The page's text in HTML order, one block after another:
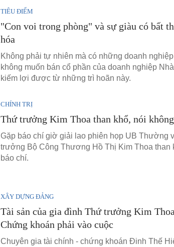
TIÊU ĐIỂM
"Con voi trong phòng" và sự giàu có bất
hóa
Không phải tự nhiên mà có những doanh
không muốn bán cổ phần của doanh nghiệp
kiếm lợi được từ những trì hoãn này.
CHÍNH TRỊ
Thứ trưởng Kim Thoa than khổ, nói
Gặp báo chí giờ giải lao phiên họp UB Thường
trưởng Bộ Công Thương Hồ Thị Kim Thoa than
báo chí.
XÂY DỰNG ĐẢNG
Tài sản của gia đình Thứ trưởng Kim
Chứng khoán phải vào cuộc
Chuyên gia tài chính - chứng khoán Đinh Thế